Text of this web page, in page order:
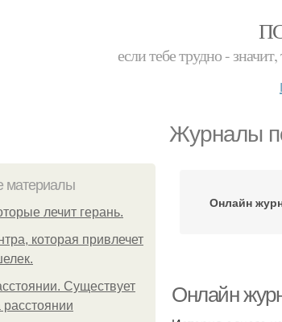
если тебе трудно -
Журналы
материалы
лечит герань.
которая привлечет
Существует
расстоянии
Онлайн
Онлайн